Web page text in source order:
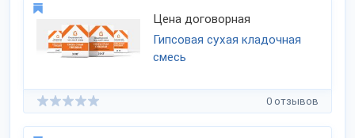
Цена договорная
Гипсовая сухая кладочная
смесь
0 отзывов